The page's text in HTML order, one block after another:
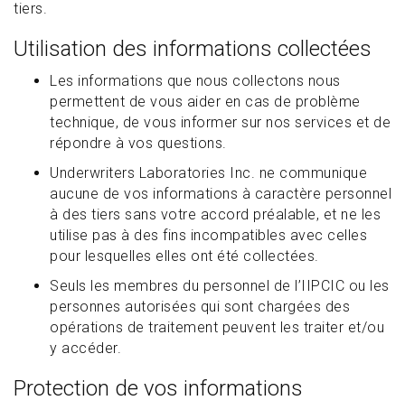
tiers.
Utilisation des informations collectées
Les informations que nous collectons nous
permettent de vous aider en cas de problème
technique, de vous informer sur nos services et de
répondre à vos questions.
Underwriters Laboratories Inc. ne communique
aucune de vos informations à caractère personnel
à des tiers sans votre accord préalable, et ne les
utilise pas à des fins incompatibles avec celles
pour lesquelles elles ont été collectées.
Seuls les membres du personnel de l’IIPCIC ou les
personnes autorisées qui sont chargées des
opérations de traitement peuvent les traiter et/ou
y accéder.
Protection de vos informations